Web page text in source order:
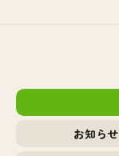
お知らせ